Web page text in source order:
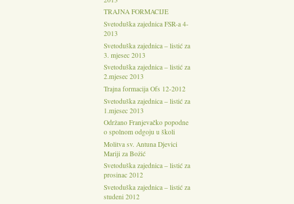
TRAJNA FORMACIJE
Svetoduška zajednica FSR-a 4-
2013
Svetoduška zajednica – listić za
3. mjesec 2013
Svetoduška zajednica – listić za
2.mjesec 2013
Trajna formacija Ofs 12-2012
Svetoduška zajednica – listić za
1.mjesec 2013
Održano Franjevačko popodne
o spolnom odgoju u školi
Molitva sv. Antuna Djevici
Mariji za Božić
Svetoduška zajednica – listić za
prosinac 2012
Svetoduška zajednica – listić za
studeni 2012